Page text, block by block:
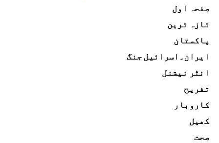
صفحہ اول
تازہ ترین
پاکستان
ایران۔اسرائیل جنگ
انٹر نیشنل
تفریح
کاروبار
کھیل
صحت